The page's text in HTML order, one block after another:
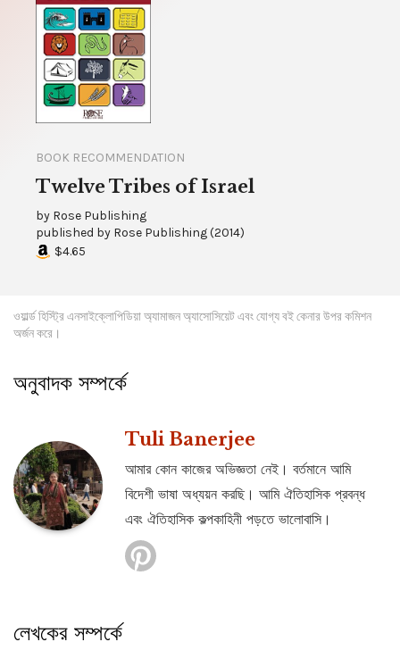
BOOK RECOMMENDATION
Twelve Tribes of Israel
by Rose Publishing
published by Rose Publishing(2014)
$4.65
ওয়ার্ল্ড হিস্ট্রি এনসাইক্লোপিডিয়া অ্যামাজন অ্যাসোসিয়েট এবং যোগ্য বই কেনার উপর কমিশন
অর্জন করে।
অনুবাদক সম্পর্কে
Tuli Banerjee
আমার কোন কাজের অভিজ্ঞতা নেই। বর্তমানে আমি
বিদেশী ভাষা অধ্যয়ন করছি। আমি ঐতিহাসিক প্রবন্ধ
এবং ঐতিহাসিক কল্পকাহিনী পড়তে ভালোবাসি।
লেখকের সম্পর্কে